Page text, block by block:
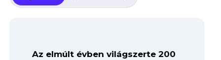
Az elmúlt évben világszerte 200